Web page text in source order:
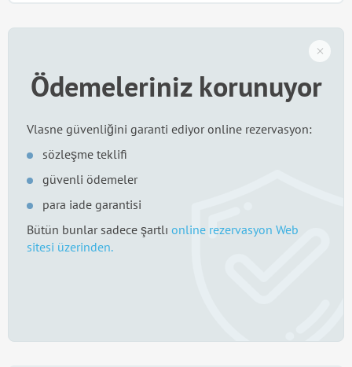
Ödemeleriniz korunuyor
Vlasne güvenliğini garanti ediyor online rezervasyon:
sözleşme teklifi
güvenli ödemeler
para iade garantisi
Bütün bunlar sadece şartlı online rezervasyon Web
sitesi üzerinden.